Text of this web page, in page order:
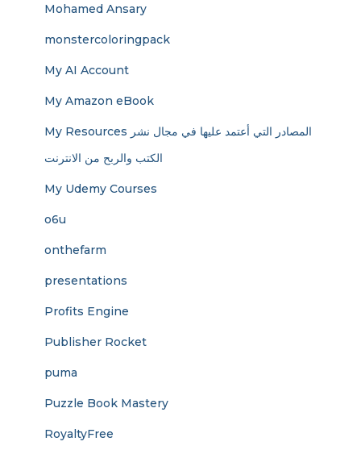
Mohamed Ansary
monstercoloringpack
My AI Account
My Amazon eBook
My Resources المصادر التي أعتمد عليها في مجال نشر
الكتب والربح من الانترنت
My Udemy Courses
o6u
onthefarm
presentations
Profits Engine
Publisher Rocket
puma
Puzzle Book Mastery
RoyaltyFree